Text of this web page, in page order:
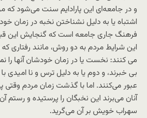
و در جامعه‌ای این پارادایم سنت می‌شود که
اشتباه یا به دلیل نشناختن نخبه در زمان
فرهنگ جاری جامعه است که گنجایش این قبیل
این شرایط مردم به دو روش، مانند
می کنند: نخست یا در زمان خودشان آنها را
بی خبرند، و دوم یا به دلیل ترس و نا امیدی
عبور می‌کنند. اما با گذشت زمان مردم وقتی
آنان می‌برند این نخبگان را پرستیده و رستم
سهراب خویش بر آن می‌گرید.